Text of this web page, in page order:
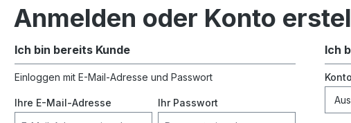
Anmelden oder Konto
Ich bin bereits Kunde
Einloggen mit E-Mail-Adresse und Passwort
Ihre E-Mail-Adresse Ihr Passwort
Ich